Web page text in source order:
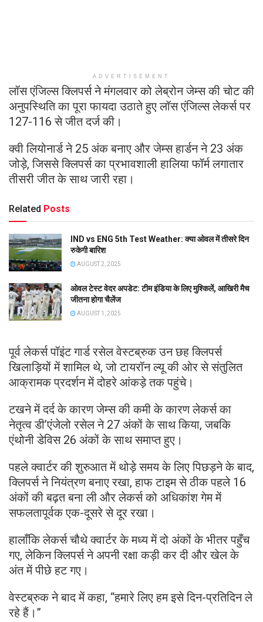
ADVERTISEMENT
लॉस एंजिल्स क्लिपर्स ने मंगलवार को लेब्रोन जेम्स की चोट की
अनुपस्थिति का पूरा फायदा उठाते हुए लॉस एंजिल्स लेकर्स पर
127-116 से जीत दर्ज की।
क्वी लियोनार्ड ने 25 अंक बनाए और जेम्स हार्डन ने 23 अंक
जोड़े, जिससे क्लिपर्स का प्रभावशाली हालिया फॉर्म लगातार
तीसरी जीत के साथ जारी रहा।
Related Posts
IND vs ENG 5th Test Weather: क्या ओवल में तीसरे दिन
रुकेगी बारिश
AUGUST 2, 2025
ओवल टेस्ट वेदर अपडेट: टीम इंडिया के लिए मुश्किलें, आखिरी मैच
जीतना होगा चैलेंज
AUGUST 1, 2025
पूर्व लेकर्स पॉइंट गार्ड रसेल वेस्टब्रुक उन छह क्लिपर्स
खिलाड़ियों में शामिल थे, जो टायरॉन ल्यू की ओर से संतुलित
आक्रामक प्रदर्शन में दोहरे आंकड़े तक पहुंचे।
टखने में दर्द के कारण जेम्स की कमी के कारण लेकर्स का
नेतृत्व डी’एंजेलो रसेल ने 27 अंकों के साथ किया, जबकि
एंथोनी डेविस 26 अंकों के साथ समाप्त हुए।
पहले क्वार्टर की शुरुआत में थोड़े समय के लिए पिछड़ने के बाद,
क्लिपर्स ने नियंत्रण बनाए रखा, हाफ टाइम से ठीक पहले 16
अंकों की बढ़त बना ली और लेकर्स को अधिकांश गेम में
सफलतापूर्वक एक-दूसरे से दूर रखा।
हालाँकि लेकर्स चौथे क्वार्टर के मध्य में दो अंकों के भीतर पहुँच
गए, लेकिन क्लिपर्स ने अपनी रक्षा कड़ी कर दी और खेल के
अंत में पीछे हट गए।
वेस्टब्रुक ने बाद में कहा, “हमारे लिए हम इसे दिन-प्रतिदिन ले
रहे हैं।”